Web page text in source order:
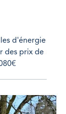
d'énergie
des prix de